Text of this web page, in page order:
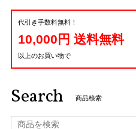
代引き手数料無料！
10,000円 送料無料
以上のお買い物で
Search 商品検索